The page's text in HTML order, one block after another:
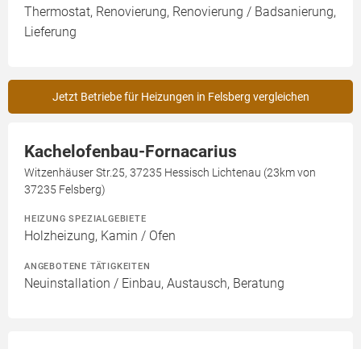
Thermostat, Renovierung, Renovierung / Badsanierung,
Lieferung
Jetzt Betriebe für Heizungen in Felsberg vergleichen
Kachelofenbau-Fornacarius
Witzenhäuser Str.25, 37235 Hessisch Lichtenau (23km von
37235 Felsberg)
HEIZUNG SPEZIALGEBIETE
Holzheizung, Kamin / Ofen
ANGEBOTENE TÄTIGKEITEN
Neuinstallation / Einbau, Austausch, Beratung